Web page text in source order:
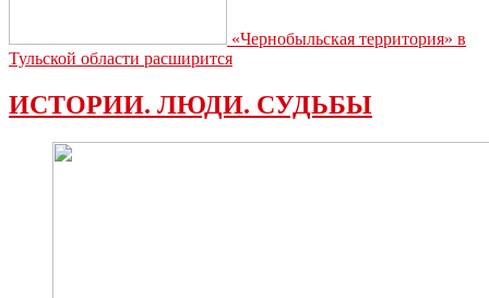
«Чернобыльская территория» в
Тульской области расширится
ИСТОРИИ. ЛЮДИ. СУДЬБЫ